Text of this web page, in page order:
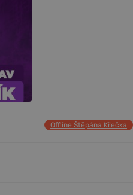
Offline Štěpána Křečka